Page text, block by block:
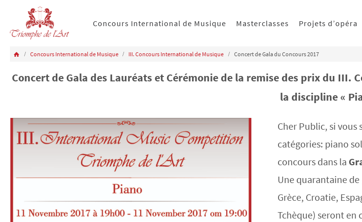
Concours International de Musique Masterclasses Projets d’opéra
Concours International de Musique III. Concours International de Musique Concert de Gala du Concours 2017
Concert de Gala des Lauréats et Cérémonie de la remise des prix du
la discipline «
Cher Public, si
catégories: piano
concours dans la
Une quarantaine
Grèce, Croatie,
Tchèque) seront en